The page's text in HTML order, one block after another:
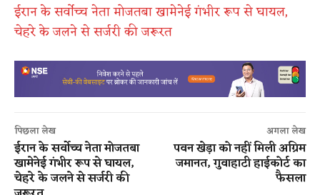
ईरान के सर्वोच्च नेता मोजतबा खामेनेई गंभीर रूप से घायल,
चेहरे के जलने से सर्जरी की जरूरत
पिछला लेख
ईरान के सर्वोच्च नेता मोजतबा
खामेनेई गंभीर रूप से घायल,
चेहरे के जलने से सर्जरी की
अगला लेख
पवन खेड़ा को नहीं मिली अग्रिम
जमानत, गुवाहाटी हाईकोर्ट का
फैसला